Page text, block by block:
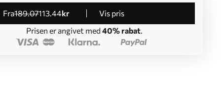
fra189.07113.44kr
Vis pris
Prisen er angivet med 40% rabat.